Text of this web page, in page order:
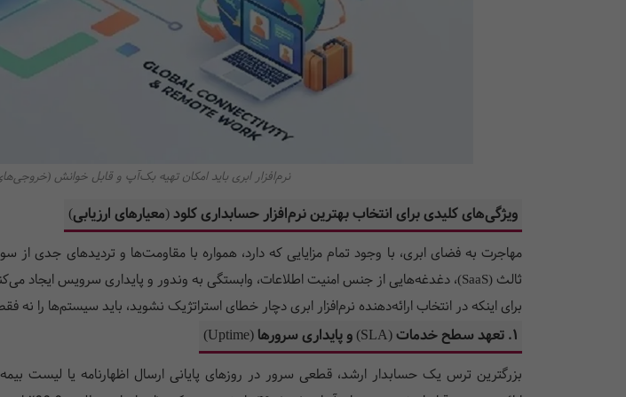
نرم‌افزار ابری باید امکان تهیه بک‌آپ و قابل خوانش
ویژگی‌های کلیدی برای انتخاب بهترین نرم‌افزار حسابداری کلود (معیارهای ارزیابی)
مهاجرت به فضای ابری، با وجود تمام مزایایی که دارد، همواره با مقاومت‌ها و تردیدهای
ثالث (SaaS)، دغدغه‌هایی از جنس امنیت اطلاعات، وابستگی به وندور و پایداری سرویس ایجاد می‌کند.
برای اینکه در انتخاب ارائه‌دهنده نرم‌افزار ابری دچار خطای استراتژیک نشوید، باید سیستم‌ها را
۱. تعهد سطح خدمات (SLA) و پایداری سرورها (Uptime)
بزرگترین ترس یک حسابدار ارشد، قطعی سرور در روزهای پایانی ارسال اظهارنامه یا